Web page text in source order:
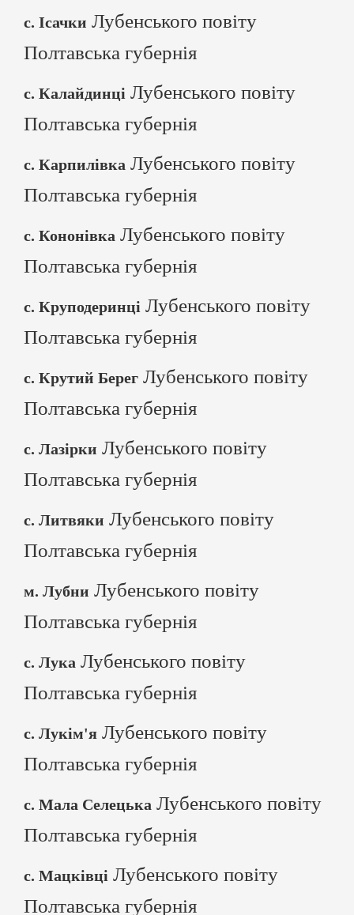
с. Ісачки Лубенського повіту
Полтавська губернія
с. Калайдинці Лубенського повіту
Полтавська губернія
с. Карпилівка Лубенського повіту
Полтавська губернія
с. Кононівка Лубенського повіту
Полтавська губернія
с. Круподеринці Лубенського повіту
Полтавська губернія
с. Крутий Берег Лубенського повіту
Полтавська губернія
с. Лазірки Лубенського повіту
Полтавська губернія
с. Литвяки Лубенського повіту
Полтавська губернія
м. Лубни Лубенського повіту
Полтавська губернія
с. Лука Лубенського повіту
Полтавська губернія
с. Лукім'я Лубенського повіту
Полтавська губернія
с. Мала Селецька Лубенського повіту
Полтавська губернія
с. Мацківці Лубенського повіту
Полтавська губернія